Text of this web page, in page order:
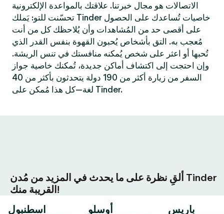
الاتصالات هو مجال خبرتنا. علاقتك بالمواعدة الإلكترونية
تحسّنت للتو: يَملك Tinder خاصيات تُساعدك على الحصول
على أقصى حد من المُشاهدات وأن يُلاحظك كل من أنت
مُعجب به. التق بأشخاص يُحبون القهوة بنفس القدر الذي
تُحبها أو اعثر على شخص يُمكنه منافستك في تنس الريشة.
وإن احتجت إلى اكتشاف أماكن جديدة، تُمكنك خاصية جواز
السفر من زيارة أكثر من 190 دولة يتحدثون بأكثر من 40
لغة—كل هذا مُمكن على Tinder.
ألقِ نظرة على ما يحدث في المزيد من مُدن Tinder
القريبة منك!
اسطنبول
أوسلو باريس